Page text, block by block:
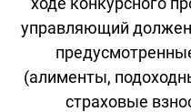
управляющий
(алименты,
страховые